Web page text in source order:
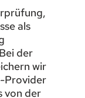
als
der
wir
Provider
von der